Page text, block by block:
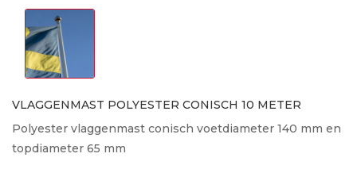
VLAGGENMAST POLYESTER CONISCH 10 METER
Polyester vlaggenmast conisch voetdiameter 140 mm en
topdiameter 65 mm